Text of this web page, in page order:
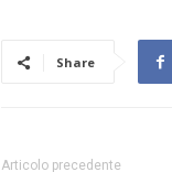
Share
Articolo precedente